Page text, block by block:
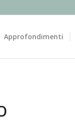
Approfondimenti